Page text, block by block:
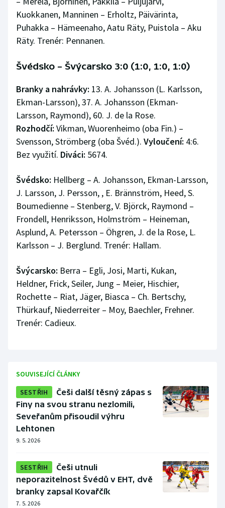
Stolní tenis
Triatlon
Volejbal
Ostatní
Kuokkanen, Manninen – Erholtz, Päivärinta,
Puhakka – Hämeenaho, Aatu Räty, Puistola – Aku
Räty. Trenér: Pennanen.
Švédsko – Švýcarsko 3:0 (1:0, 1:0, 1:0)
Branky a nahrávky: 13. A. Johansson (L. Karlsson,
Ekman-Larsson), 37. A. Johansson (Ekman-
Larsson, Raymond), 60. J. de la Rose.
Rozhodčí: Vikman, Wuorenheimo (oba Fin.) –
Svensson, Strömberg (oba Švéd.). Vyloučení: 4:6.
Bez využití. Diváci: 5674.
Švédsko: Hellberg – A. Johansson, Ekman-Larsson,
J. Larsson, J. Persson, , E. Brännström, Heed, S.
Boumedienne – Stenberg, V. Björck, Raymond –
Frondell, Henriksson, Holmström – Heineman,
Asplund, A. Petersson – Öhgren, J. de la Rose, L.
Karlsson – J. Berglund. Trenér: Hallam.
Švýcarsko: Berra – Egli, Josi, Marti, Kukan,
Heldner, Frick, Seiler, Jung – Meier, Hischier,
Rochette – Riat, Jäger, Biasca – Ch. Bertschy,
Thürkauf, Niederreiter – Moy, Baechler, Frehner.
Trenér: Cadieux.
SOUVISEJÍCÍ ČLÁNKY
SESTŘIH
Češi další těsný zápas s
Finy na svou stranu nezlomili,
Seveřanům přisoudil výhru
Lehtonen
9. 5. 2026
SESTŘIH
Češi utnuli
neporazitelnost Švédů v EHT, dvě
branky zapsal Kovařčík
7. 5. 2026